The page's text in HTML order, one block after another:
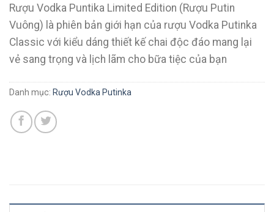
Rượu Vodka Puntika Limited Edition (Rượu Putin
Vuông) là phiên bản giới hạn của rượu Vodka Putinka
Classic với kiểu dáng thiết kế chai độc đáo mang lại
vẻ sang trọng và lịch lãm cho bữa tiệc của bạn
Danh mục: Rượu Vodka Putinka